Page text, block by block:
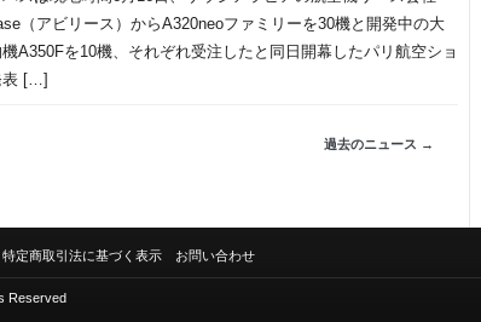
（アビリース）からA320neoファミリーを30機と開発中の大
A350Fを10機、それぞれ受注したと同日開幕したパリ航空ショ
表 […]
過去のニュース →
定商取引法に基づく表示 お問い合わせ
Reserved